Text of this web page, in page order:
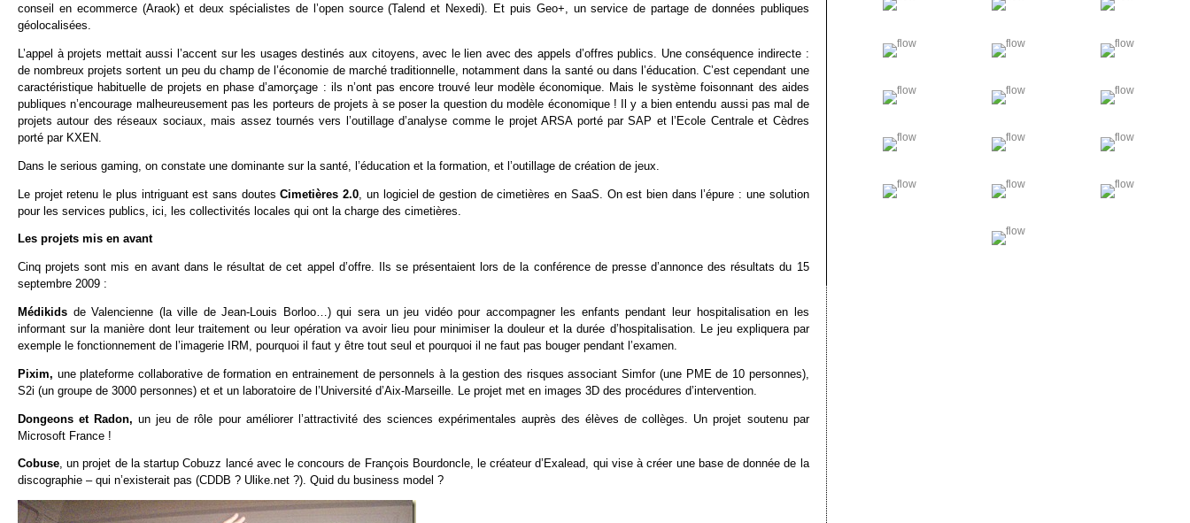
conseil en ecommerce (Araok) et deux spécialistes de l’open source (Talend et Nexedi). Et puis Geo+, un service de partage de données publiques
géolocalisées.
L’appel à projets mettait aussi l’accent sur les usages destinés aux citoyens, avec le lien avec des appels d’offres publics. Une conséquence indirecte :
de nombreux projets sortent un peu du champ de l’économie de marché traditionnelle, notamment dans la santé ou dans l’éducation. C’est cependant une
caractéristique habituelle de projets en phase d’amorçage : ils n’ont pas encore trouvé leur modèle économique. Mais le système foisonnant des aides
publiques n’encourage malheureusement pas les porteurs de projets à se poser la question du modèle économique ! Il y a bien entendu aussi pas mal de
projets autour des réseaux sociaux, mais assez tournés vers l’outillage d’analyse comme le projet ARSA porté par SAP et l’Ecole Centrale et Cèdres
porté par KXEN.
Dans le serious gaming, on constate une dominante sur la santé, l’éducation et la formation, et l’outillage de création de jeux.
Le projet retenu le plus intriguant est sans doutesCimetières 2.0 , un logiciel de gestion de cimetières en SaaS. On est bien dans l’épure : une solution
pour les services publics, ici, les collectivités locales qui ont la charge des cimetières.
Les projets mis en avant
Cinq projets sont mis en avant dans le résultat de cet appel d’offre. Ils se présentaient lors de la conférence de presse d’annonce des résultats du 15
septembre 2009 :
Médikids de Valencienne (la ville de Jean-Louis Borloo…) qui sera un jeu vidéo pour accompagner les enfants pendant leur hospitalisation en les
informant sur la manière dont leur traitement ou leur opération va avoir lieu pour minimiser la douleur et la durée d’hospitalisation. Le jeu expliquera par
exemple le fonctionnement de l’imagerie IRM, pourquoi il faut y être tout seul et pourquoi il ne faut pas bouger pendant l’examen.
Pixim, une plateforme collaborative de formation en entrainement de personnels à la gestion des risques associant Simfor (une PME de 10 personnes),
S2i (un groupe de 3000 personnes) et et un laboratoire de l’Université d’Aix-Marseille. Le projet met en images 3D des procédures d’intervention.
Dongeons et Radon,un jeu de rôle pour améliorer l’attractivité des sciences expérimentales auprès des élèves de collèges. Un projet soutenu par
Microsoft France !
Cobuse, un projet de la startup Cobuzz lancé avec le concours de François Bourdoncle, le créateur d’Exalead, qui vise à créer une base de donnée de la
discographie – qui n’existerait pas (CDDB ? Ulike.net ?). Quid du business model ?